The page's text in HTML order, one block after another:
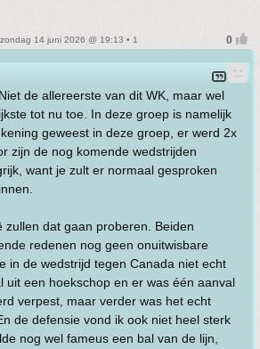
zondag 14 juni 2026 @ 19:13 • 1
de allereerste van dit WK, maar wel
tot nu toe. In deze groep is namelijk
geweest in deze groep, er werd 2x
zijn de nog komende wedstrijden
want je zult er normaal gesproken
zullen dat gaan proberen. Beiden
redenen nog geen onuitwisbare
in de wedstrijd tegen Canada niet echt
uit een hoekschop en er was één aanval
verpest, maar verder was het echt
de defensie vond ik ook niet heel sterk
nog wel fameus een bal van de lijn,